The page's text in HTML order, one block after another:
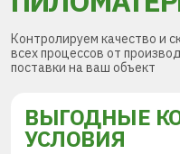
Контролируем качество и
всех процессов от
поставки на ваш объект
ВЫГОДНЫЕ
УСЛОВИЯ